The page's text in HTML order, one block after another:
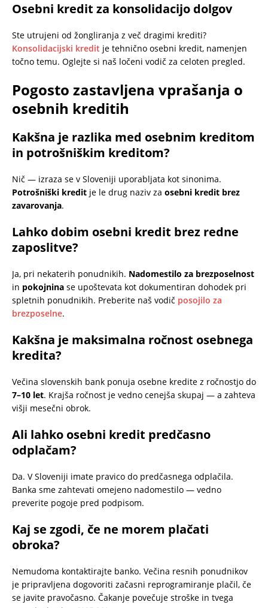
Osebni kredit za konsolidacijo dolgov
Ste utrujeni od žongliranja z več dragimi krediti?
Konsolidacijski kredit je tehnično osebni kredit, namenjen
točno temu. Oglejte si naš ločeni vodič za celoten pregled.
Pogosto zastavljena vprašanja o
osebnih kreditih
Kakšna je razlika med osebnim kreditom
in potrošniškim kreditom?
Nič — izraza se v Sloveniji uporabljata kot sinonima.
Potrošniški kredit je le drug naziv za osebni kredit brez
zavarovanja.
Lahko dobim osebni kredit brez redne
zaposlitve?
Ja, pri nekaterih ponudnikih. Nadomestilo za brezposelnost
in pokojnina se upoštevata kot dokumentiran dohodek pri
spletnih ponudnikih. Preberite naš vodič posojilo za
brezposelne.
Kakšna je maksimalna ročnost osebnega
kredita?
Večina slovenskih bank ponuja osebne kredite z ročnostjo do
7–10 let. Krajša ročnost je vedno cenejša skupaj — a zahteva
višji mesečni obrok.
Ali lahko osebni kredit predčasno
odplačam?
Da. V Sloveniji imate pravico do predčasnega odplačila.
Banka sme zahtevati omejeno nadomestilo — vedno
preverite pogoje pred podpisom.
Kaj se zgodi, če ne morem plačati
obroka?
Nemudoma kontaktirajte banko. Večina resnih ponudnikov
je pripravljena dogovoriti začasni reprogramiranje plačil, če
se javite pravočasno. Čakanje povečuje stroške in tvega